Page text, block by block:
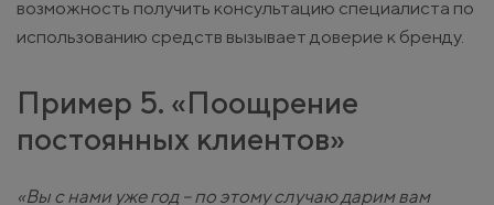
возможность получить консультацию специалиста по
использованию средств вызывает доверие к бренду.
Пример 5. «Поощрение
постоянных клиентов»
«Вы с нами уже год – по этому случаю дарим вам